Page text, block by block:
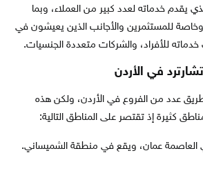
يقدم خدماته لعدد كبير من العملاء، وبما
وخاصة للمستثمرين والأجانب الذين يعيشون في
للأفراد، والشركات متعددة الجنسيات.
في الأردن
عدد من الفروع في الأردن، ولكن هذه
كثيرة إذ تقتصر على المناطق التالية:
العاصمة عمان، ويقع في منطقة الشميساني.